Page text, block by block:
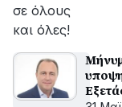
σε όλους
και όλες!